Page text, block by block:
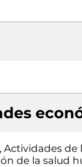
de
de la salud